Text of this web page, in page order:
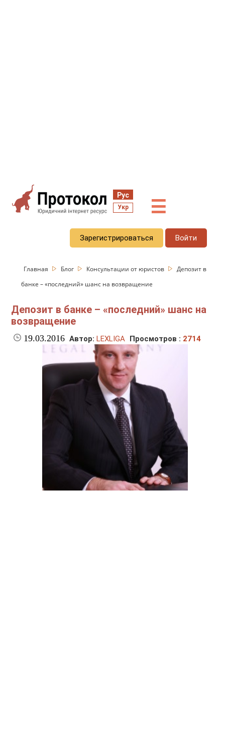
Рус
Укр ☰
Зарегистрироваться Войти
Главная Блог Консультации от юристов
Депозит в
банке – «последний» шанс на возвращение
Депозит в банке – «последний» шанс на
возвращение
19.03.2016 Автор: LEXLIGA Просмотров : 2714